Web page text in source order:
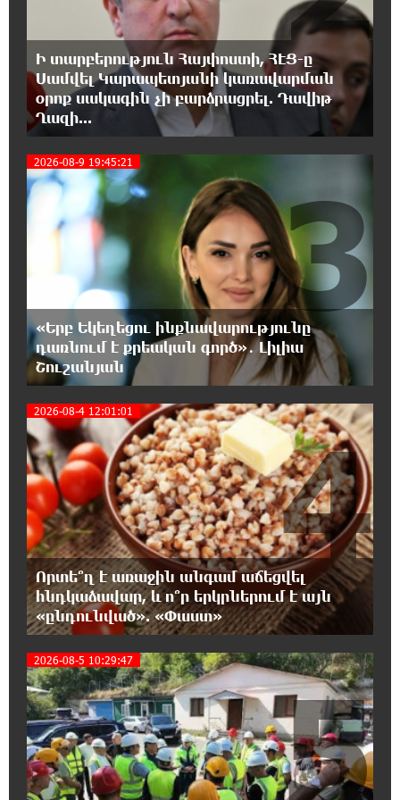
21:48:41 8-08-2026
Ալիևն ու Թրամփը հեռախոսազրույց են
ունեցել
21:29:45 8-08-2026
21:10:46 8-08-2026
Քրեական վարույթի շրջանակում անձի
անձնական և ընտանեկան կյանքին առնչվող
տվյալների անհարկի հրապարակումն անթույլատրելի է.
ՄԻՊ
20:51:38 8-08-2026
Զելենսկին ու Վուչիչը քննարկել են
համագործակցությունն ընդլայնելու
հնարավորությունները
20:33:21 8-08-2026
Հրդեհի ահազանգ Սայաթ-Նովա
պողոտայում. շենքից տարհանվել է 5
բնակիչ
20:14:36 8-08-2026
Ճապոնական Յակիշիմե կերամիկայի
ցուցահանդեսը երկարաձգվել է մինչև
օգոստոսի 30-ը
Որոնվում է նախաձեռնված քրեական
վարույթի շրջանակներում
19:37:10 8-08-2026
Փաշինյանն ու Թրամփը հեռախոսազրույց
են ունեցել
Ի տարբերություն Հայփոստի, ՀԷՑ-ը
Սամվել Կարապետյանի կառավարման
օրոք սակագին չի բարձրացրել. Դավիթ
Ղազի...
2026-08-9 19:45:21
«Երբ Եկեղեցու ինքնավարությունը
դառնում է քրեական գործ»․ Լիլիա
Շուշանյան
3
2026-08-4 12:01:01
Որտե՞ղ է առաջին անգամ աճեցվել
հնդկաձավար, և ո՞ր երկրներում է այն
«ընդունված». «Փաստ»
4
2026-08-5 10:29:47
5